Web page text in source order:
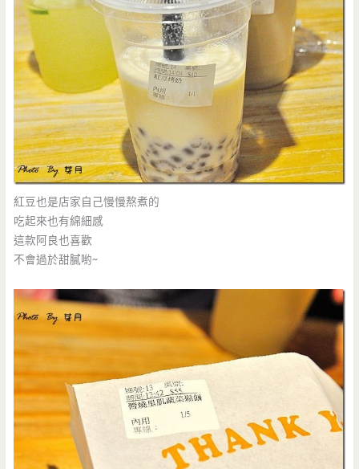
紅豆也是店家自己慢慢熬煮的
吃起來也有綿細感
這款阿良也喜歡
不會過於甜膩喲~